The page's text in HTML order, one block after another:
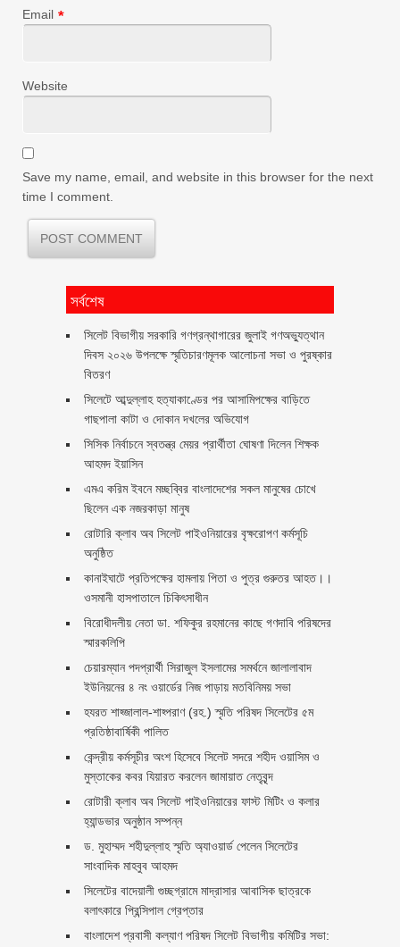
Email *
Website
Save my name, email, and website in this browser for the next
time I comment.
সর্বশেষ
সিলেট বিভাগীয় সরকারি গণগ্রন্থাগারের জুলাই গণঅভ্যুত্থান
দিবস ২০২৬ উপলক্ষে স্মৃতিচারণমূলক আলোচনা সভা ও পুরষ্কার
বিতরণ ‎ ‎
সিলেটে আব্দুল্লাহ হত্যাকাণ্ডের পর আসামিপক্ষের বাড়িতে
গাছপালা কাটা ও দোকান দখলের অভিযোগ
সিসিক নির্বাচনে স্বতন্ত্র মেয়র প্রার্থীতা ঘোষণা দিলেন শিক্ষক
আহমদ ইয়াসিন
এমএ করিম ইবনে মচ্ছব্বির বাংলাদেশের সকল মানুষের চোখে
ছিলেন এক নজরকাড়া মানুষ ‎
রোটারি ক্লাব অব সিলেট পাইওনিয়ারের বৃক্ষরোপণ কর্মসূচি
অনুষ্ঠিত
কানাইঘাটে প্রতিপক্ষের হামলায় পিতা ও পুত্র গুরুতর আহত।।
ওসমানী হাসপাতালে চিকিৎসাধীন
বিরোধীদলীয় নেতা ডা. শফিকুর রহমানের কাছে গণদাবি পরিষদের
স্মারকলিপি ‎
চেয়ারম্যান পদপ্রার্থী সিরাজুল ইসলামের সমর্থনে জালালাবাদ
ইউনিয়নের ৪ নং ওয়ার্ডের নিজ পাড়ায় মতবিনিময় সভা
হযরত শাহ্জালাল-শাহ্পরাণ (রহ.) স্মৃতি পরিষদ সিলেটের ৫ম
প্রতিষ্ঠাবার্ষিকী পালিত ‎​
কেন্দ্রীয় কর্মসূচীর অংশ হিসেবে সিলেট সদরে শহীদ ওয়াসিম ও
মুস্তাকের কবর যিয়ারত করলেন জামায়াত নেতৃবৃন্দ ‎
রোটারী ক্লাব অব সিলেট পাইওনিয়ারের ফাস্ট মিটিং ও কলার
হ্যান্ডভার অনুষ্ঠান সম্পন্ন
ড. মুহাম্মদ শহীদুল্লাহ স্মৃতি অ্যাওয়ার্ড পেলেন সিলেটের
সাংবাদিক মাহবুব আহমদ
সিলেটের বাদেয়ালী গুচ্ছগ্রামে মাদ্রাসার আবাসিক ছাত্রকে
বলাৎকারে প্রিন্সিপাল গ্রেপ্তার ‎
বাংলাদেশ প্রবাসী কল্যাণ পরিষদ সিলেট বিভাগীয় কমিটির সভা: